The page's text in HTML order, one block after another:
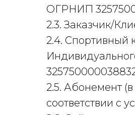
ОГРНИП
2.3. Заказчик/
2.4. Спортивный
2.5. Абонемент
соответствии с